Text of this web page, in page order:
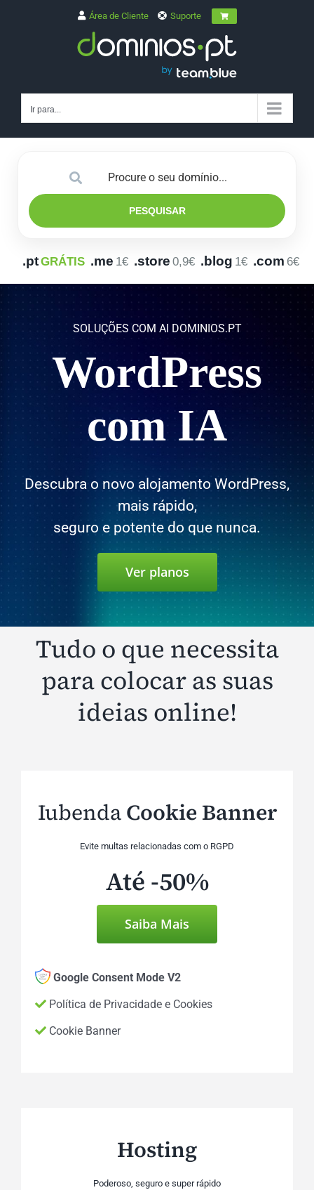
Área de Cliente Suporte
Ir para...
PESQUISAR
.ptGRÁTIS .me 1€ .store 0,9€ .blog 1€ .com 6€
SOLUÇÕES COM AI DOMINIOS.PT
WordPress
com IA
Descubra o novo alojamento WordPress,
mais rápido,
seguro e potente do que nunca.
Ver planos
IubendaCookie Banner
Evite multas relacionadas com o RGPD
Até -50%
Saiba Mais
Google Consent Mode V2
Política de Privacidade e Cookies
Cookie Banner
Hosting
Poderoso, seguro e super rápido
Tudo o que necessita
para colocar as suas
ideias online!